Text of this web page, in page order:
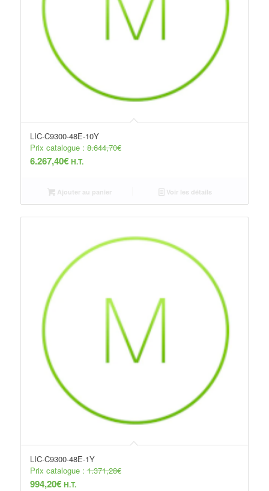
LIC-C9300-48E-10Y
Prix catalogue :8.644,70€
6.267,40€ H.T.
Ajouter au panier Voir les détails
LIC-C9300-48E-1Y
Prix catalogue :1.371,28€
994,20€ H.T.